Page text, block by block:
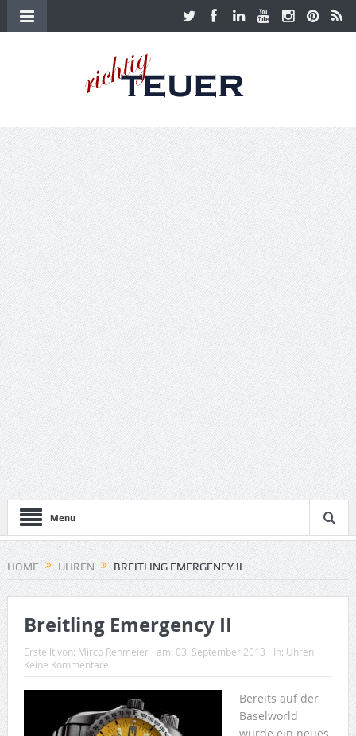
Menu
HOME UHREN BREITLING EMERGENCY II
Breitling Emergency II
Erstellt von: Mirco Rehmeier am: 03. September 2013 In: Uhren
Keine Kommentare
Bereits auf der
Baselworld